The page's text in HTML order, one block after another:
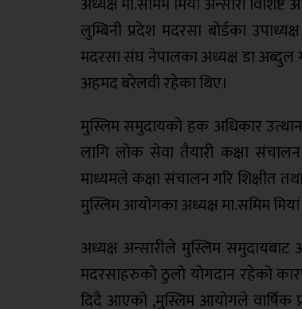
लुम्बिनी प्रदेश मदरसा बोर्डका
मदरसा संघ नेपालका अध्यक्ष डा
अहमद बरेलवी रहेका थिए।
मुस्लिम समुदायको हक अधिकार
लागि लोक सेवा तैयारी कक्षा
माध्यमले कक्षा संचालन गरि शिक्षीत
मुस्लिम आयोगका अध्यक्ष मा.समिम
अध्यक्ष अन्सारीले मुस्लिम समुदायबाट
मदरसाहरुको ठुलो योगदान रहेको
दिदै आएको ,मुस्लिम आयोगले वार्षिक